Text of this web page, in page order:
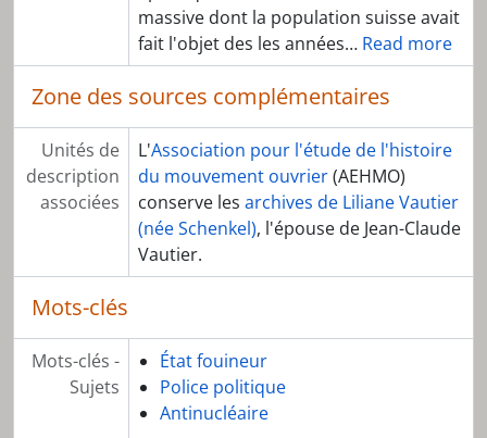
[Dossier] D036 - Centre de loisirs des Asters
[Dossier] D037 - Entretiens MLF avec Éléonore Lépinard
[Dossier] D038 - Collection d'autocollants
[Pièce] D039 - Schéma « Action collective en milieu urbain »: mouvements sociaux, contre-culture et pratiques non-institutionnelles, Genève, 1970-1980
massive dont la population suisse avait
fait l'objet des les années… Read more
Zone des sources complémentaires
Unités de
description
associées
L'Association pour l'étude de l'histoire
du mouvement ouvrier(AEHMO)
conserve les archives de Liliane Vautier
(née Schenkel), l'épouse de Jean-Claude
Vautier.
Mots-clés
Mots-clés -
Sujets
État fouineur
Police politique
Antinucléaire